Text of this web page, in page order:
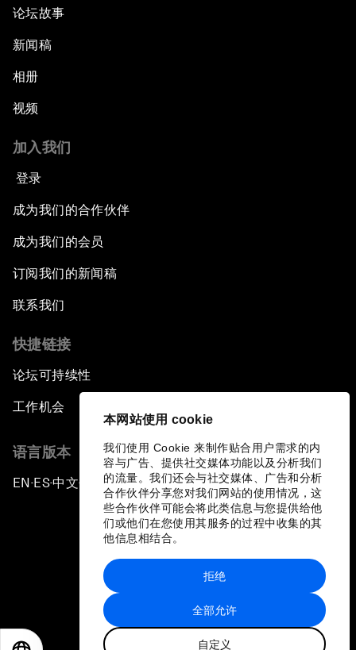
本网站使用 cookie
我们使用 Cookie 来制作贴合用户需求的内
容与广告、提供社交媒体功能以及分析我们
的流量。我们还会与社交媒体、广告和分析
合作伙伴分享您对我们网站的使用情况，这
些合作伙伴可能会将此类信息与您提供给他
们或他们在您使用其服务的过程中收集的其
他信息相结合。
全部允许
自定义
拒绝
论坛故事
新闻稿
相册
视频
加入我们
登录
成为我们的合作伙伴
成为我们的会员
订阅我们的新闻稿
联系我们
快捷链接
论坛可持续性
工作机会
语言版本
EN ▪ES▪中文▪ 日本語
站点地图